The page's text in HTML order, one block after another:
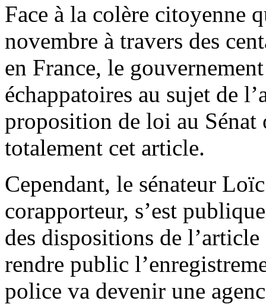
Face à la colère citoyenne
novembre à travers des
en France, le
échappatoires au sujet de
proposition de loi au
totalement cet article.
Cependant, le sénateur
corapporteur, s’est
des dispositions de
rendre public
police va devenir une